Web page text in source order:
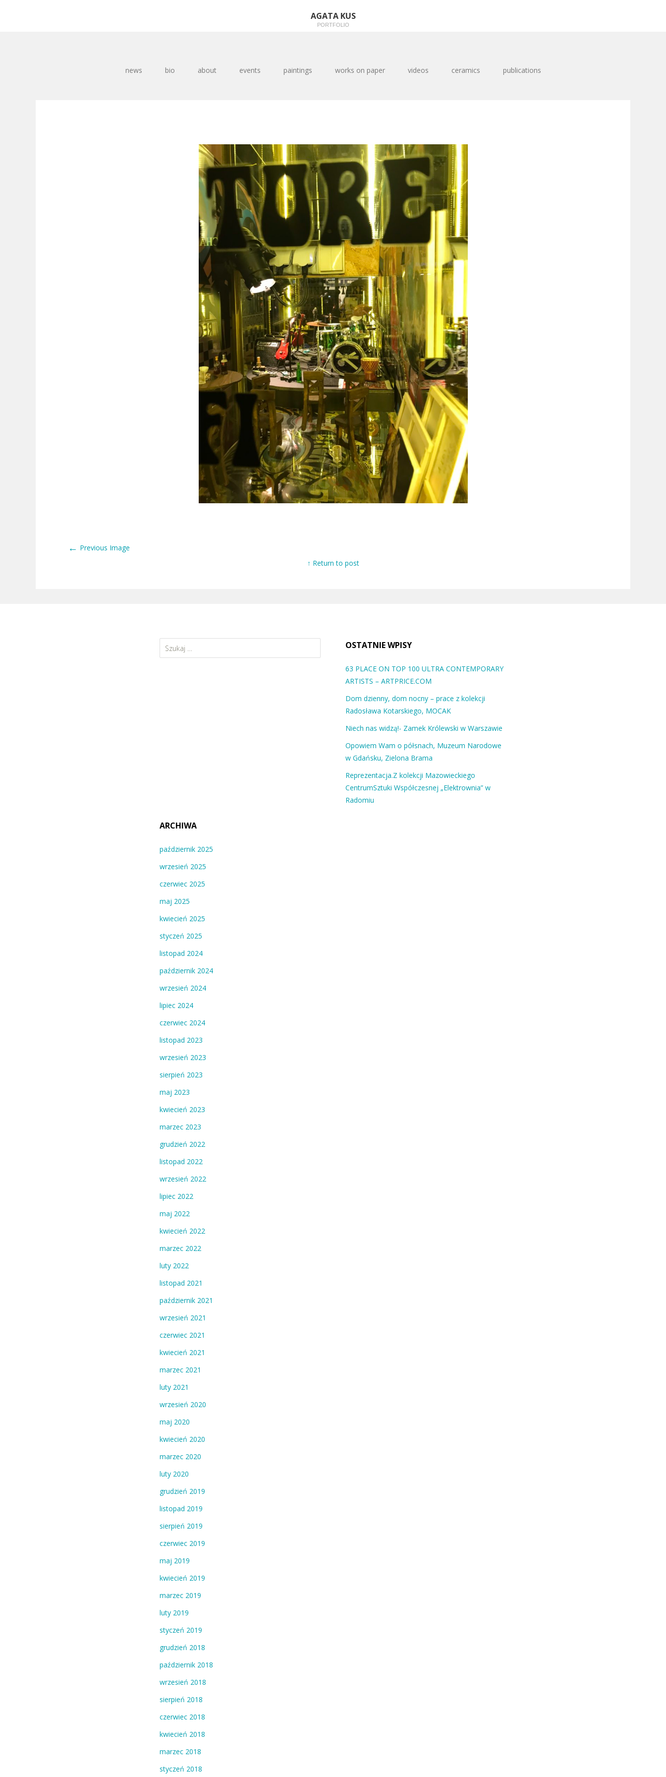
AGATA KUS
PORTFOLIO
news bio about events paintings works on paper videos ceramics publications
← Previous Image
↑ Return to post
Szukaj: OSTATNIE WPISY
63 PLACE ON TOP 100 ULTRA CONTEMPORARY
ARTISTS – ARTPRICE.COM
Dom dzienny, dom nocny – prace z kolekcji
Radosława Kotarskiego, MOCAK
Niech nas widzą!- Zamek Królewski w Warszawie
Opowiem Wam o półsnach, Muzeum Narodowe
w Gdańsku, Zielona Brama
Reprezentacja.Z kolekcji Mazowieckiego
CentrumSztuki Współczesnej „Elektrownia” w
Radomiu
ARCHIWA
październik 2025
wrzesień 2025
czerwiec 2025
maj 2025
kwiecień 2025
styczeń 2025
listopad 2024
październik 2024
wrzesień 2024
lipiec 2024
czerwiec 2024
listopad 2023
wrzesień 2023
sierpień 2023
maj 2023
kwiecień 2023
marzec 2023
grudzień 2022
listopad 2022
wrzesień 2022
lipiec 2022
maj 2022
kwiecień 2022
marzec 2022
luty 2022
listopad 2021
październik 2021
wrzesień 2021
czerwiec 2021
kwiecień 2021
marzec 2021
luty 2021
wrzesień 2020
maj 2020
kwiecień 2020
marzec 2020
luty 2020
grudzień 2019
listopad 2019
sierpień 2019
czerwiec 2019
maj 2019
kwiecień 2019
marzec 2019
luty 2019
styczeń 2019
grudzień 2018
październik 2018
wrzesień 2018
sierpień 2018
czerwiec 2018
kwiecień 2018
marzec 2018
styczeń 2018